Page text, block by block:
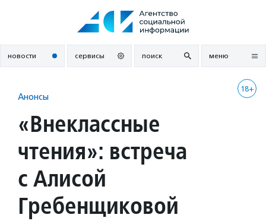
новости сервисы поиск меню
18+
Анонсы
«Внеклассные
чтения»: встреча
с Алисой
Гребенщиковой